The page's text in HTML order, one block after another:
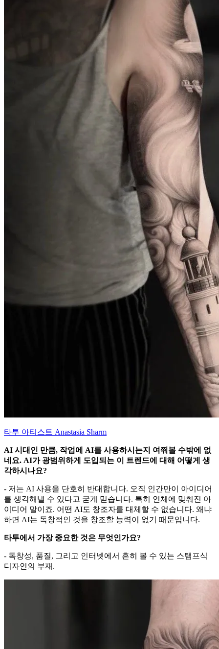
타투 아티스트 Anastasia Sharm
AI 시대인 만큼, 작업에 AI를 사용하시는지 여쭤볼 수밖에 없
네요. AI가 광범위하게 도입되는 이 트렌드에 대해 어떻게 생
각하시나요?
- 저는 AI 사용을 단호히 반대합니다. 오직 인간만이 아이디어
를 생각해낼 수 있다고 굳게 믿습니다. 특히 인체에 맞춰진 아
이디어 말이죠. 어떤 AI도 창조자를 대체할 수 없습니다. 왜냐
하면 AI는 독창적인 것을 창조할 능력이 없기 때문입니다.
타투에서 가장 중요한 것은 무엇인가요?
- 독창성, 품질, 그리고 인터넷에서 흔히 볼 수 있는 스탬프식
디자인의 부재.